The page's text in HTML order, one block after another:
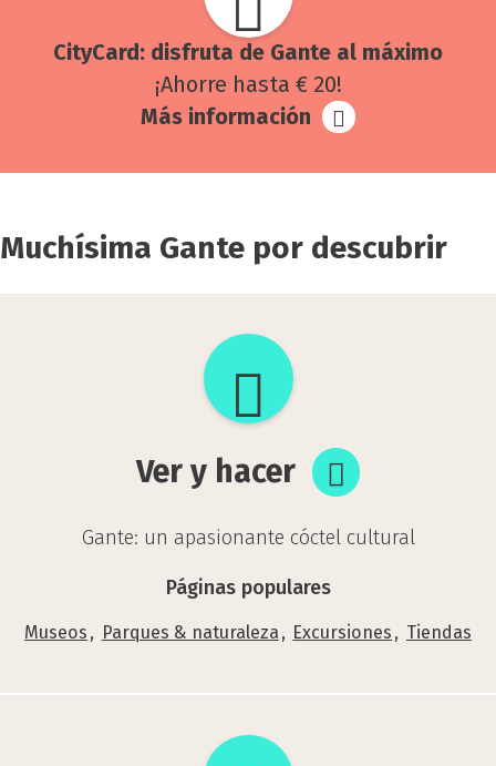
City­Card: dis­fru­ta de Gan­te al máxi­mo
¡Ahorre hasta € 20!
Más información
Muchísima Gante por descubrir
Ver y hacer
Gante: un apasionante cóctel cultural
Páginas populares
Museos Parques & naturaleza Excursiones Tiendas